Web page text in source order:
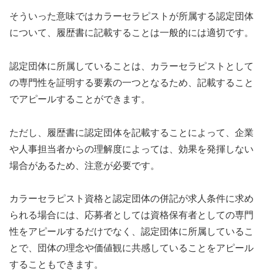
そういった意味ではカラーセラピストが所属する認定団体
について、履歴書に記載することは一般的には適切です。
認定団体に所属していることは、カラーセラピストとして
の専門性を証明する要素の一つとなるため、記載すること
でアピールすることができます。
ただし、履歴書に認定団体を記載することによって、企業
や人事担当者からの理解度によっては、効果を発揮しない
場合があるため、注意が必要です。
カラーセラピスト資格と認定団体の併記が求人条件に求め
られる場合には、応募者としては資格保有者としての専門
性をアピールするだけでなく、認定団体に所属しているこ
とで、団体の理念や価値観に共感していることをアピール
することもできます。